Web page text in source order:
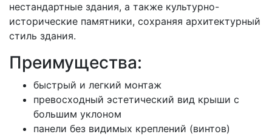
нестандартные здания, а также культурно-
исторические памятники, сохраняя архитектурный
стиль здания.
Преимущества:
быстрый и легкий монтаж
превосходный эстетический вид крыши с
большим уклоном
панели без видимых креплений (винтов)